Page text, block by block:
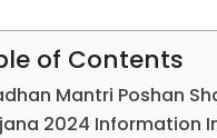
of Contents
Mantri Poshan
2024 Information